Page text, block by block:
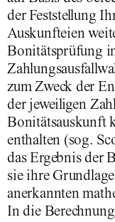
der Feststellung
Auskunfteien
Bonitätsprüfung
zum Zweck der
der jeweiligen
Bonitätsauskunft
enthalten (sog.
das Ergebnis der
sie ihre
anerkannten
In die